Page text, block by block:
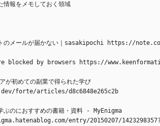
情報をメモしておく領域
トのメールが届かない｜sasakipochi https://
blocked by browsers https://
が初めての副業で得られた学び
forte/articles/d8c6848e265c2b
ぶのにおすすめの書籍・資料 - MyEnigma
entry/20150207/